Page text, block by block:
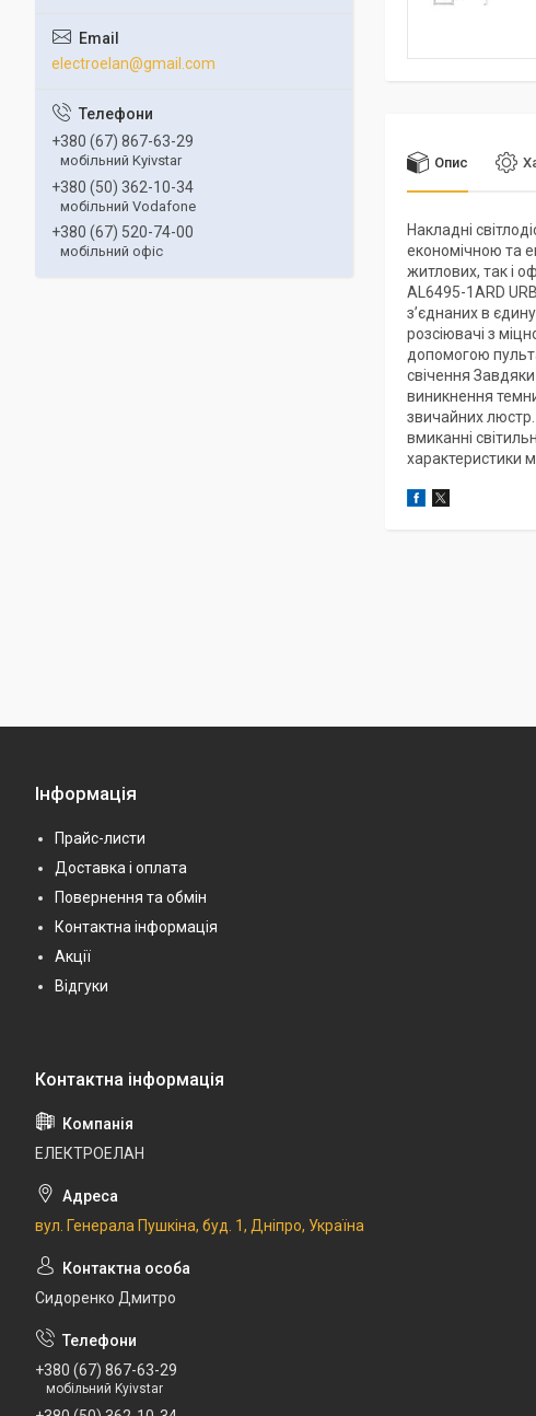
Опис
Накладні
економічною та
житлових, так і
AL6495-1ARD
з’єднаних в
розсіювачі з
допомогою
свічення
виникнення
звичайних
вмиканні
характеристики
electroelan@gmail.com
+380 (67) 867-63-29
мобільний Kyivstar
+380 (50) 362-10-34
мобільний Vodafone
+380 (67) 520-74-00
мобільний офіс
Інформація
Прайс-листи
Доставка і оплата
Повернення та обмін
Контактна інформація
Акції
Відгуки
ЕЛЕКТРОЕЛАН
вул. Генерала Пушкіна, буд. 1, Дніпро, Україна
Сидоренко Дмитро
+380 (67) 867-63-29
мобільний Kyivstar